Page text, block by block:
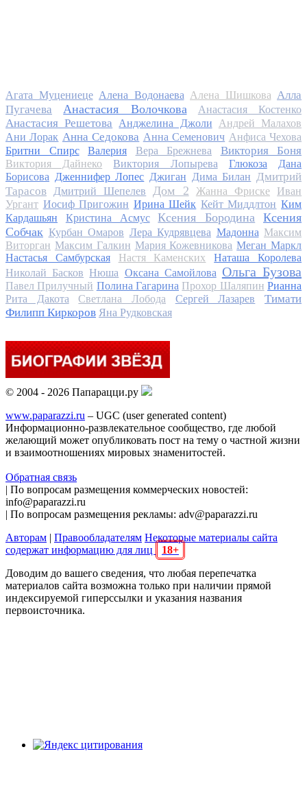
Агата Муцениеце Алена Водонаева Алена Шишкова Алла
Пугачева
Анастасия Волочкова Анастасия Костенко
Анастасия Решетова Анджелина Джоли
Андрей Малахов
Ани Лорак Анна Седокова Анна Семенович Анфиса Чехова
Бритни Спирс
Валерия Вера Брежнева Виктория Боня
Виктория Дайнеко Виктория Лопырева Глюкоза
Дана
Борисова Дженнифер Лопес Джиган Дима Билан Дмитрий
Тарасов
Дмитрий Шепелев Дом 2 Жанна Фриске
Иван
Ургант Иосиф Пригожин Ирина Шейк Кейт Миддлтон Ким
Кардашьян
Кристина Асмус Ксения Бородина
Ксения
Собчак Курбан Омаров Лера Кудрявцева Мадонна Максим
Виторган Максим Галкин Мария Кожевникова Меган Маркл
Настасья Самбурская
Настя Каменских
Наташа Королева
Николай Басков Нюша Оксана Самойлова Ольга Бузова
Павел Прилучный Полина Гагарина Прохор Шаляпин Рианна
Рита Дакота
Светлана Лобода Сергей Лазарев
Тимати
Филипп Киркоров Яна Рудковская
© 2004 - 2026 Папарацци.ру
www.paparazzi.ru – UGC (user generated content)
Информационно-развлекательное сообщество, где любой
желающий может опубликовать пост на тему о частной жизни
и взаимоотношениях мировых знаменитостей.
Обратная связь
| По вопросам размещения коммерческих новостей:
info@paparazzi.ru
| По вопросам размещения рекламы: adv@paparazzi.ru
Авторам | Правообладателям Некоторые материалы сайта
содержат информацию для лиц
18+
Доводим до вашего сведения, что любая перепечатка
материалов сайта возможна только при наличии прямой
индексируемой гиперссылки и указания названия
первоисточника.